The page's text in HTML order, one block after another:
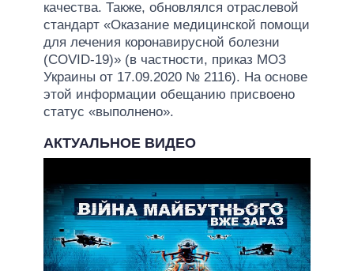
качества. Также, обновлялся отраслевой
стандарт «Оказание медицинской помощи
для лечения коронавирусной болезни
(COVID-19)» (в частности, приказ МОЗ
Украины от 17.09.2020 № 2116). На основе
этой информации обещанию присвоено
статус «выполнено».
АКТУАЛЬНОЕ ВИДЕО